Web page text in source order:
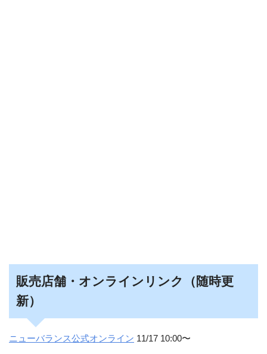
販売店舗・オンラインリンク（随時更
新）
ニューバランス公式オンライン 11/17 10:00〜